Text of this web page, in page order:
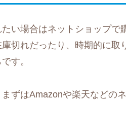
い場合はネットショップで
切れだったり、時期的に取
す。
ずはAmazonや楽天などの